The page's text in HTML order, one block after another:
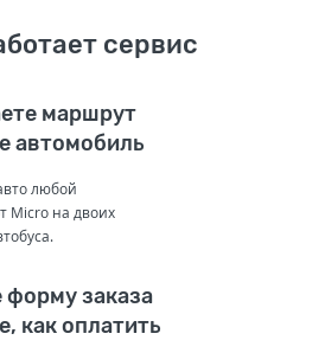
сервис
маршрут
автомобиль
любой
Micro на двоих
форму заказа
как оплатить